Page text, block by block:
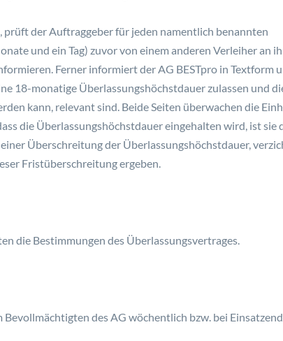
prüft der Auftraggeber für jeden namentlich benannten
und ein Tag) zuvor von einem anderen Verleiher an
Ferner informiert der AG BESTpro in Textform
18-monatige Überlassungshöchstdauer zulassen und
kann, relevant sind. Beide Seiten überwachen die
die Überlassungshöchstdauer eingehalten wird, ist sie
Überschreitung der Überlassungshöchstdauer,
Fristüberschreitung ergeben.
die Bestimmungen des Überlassungsvertrages.
des AG wöchentlich bzw. bei